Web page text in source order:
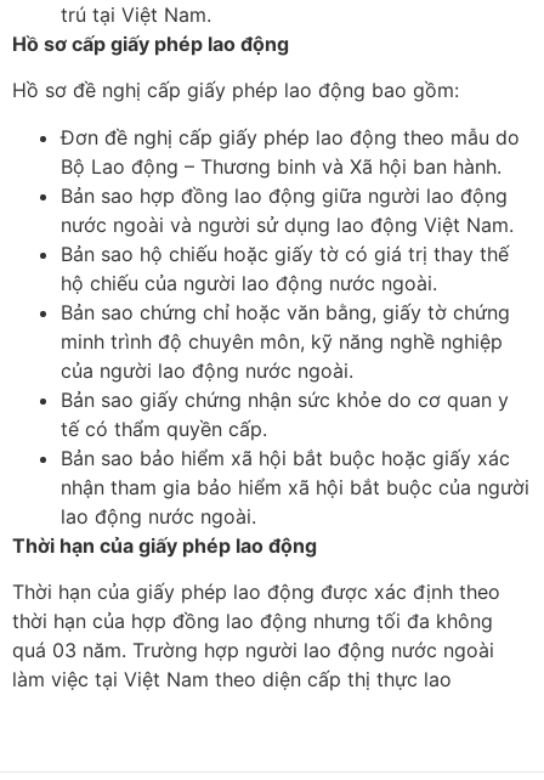
trú tại Việt Nam.
Hồ sơ cấp giấy phép lao động
Hồ sơ đề nghị cấp giấy phép lao động bao gồm:
Đơn đề nghị cấp giấy phép lao động theo mẫu do
Bộ Lao động – Thương binh và Xã hội ban hành.
Bản sao hợp đồng lao động giữa người lao động
nước ngoài và người sử dụng lao động Việt Nam.
Bản sao hộ chiếu hoặc giấy tờ có giá trị thay thế
hộ chiếu của người lao động nước ngoài.
Bản sao chứng chỉ hoặc văn bằng, giấy tờ chứng
minh trình độ chuyên môn, kỹ năng nghề nghiệp
của người lao động nước ngoài.
Bản sao giấy chứng nhận sức khỏe do cơ quan y
tế có thẩm quyền cấp.
Bản sao bảo hiểm xã hội bắt buộc hoặc giấy xác
nhận tham gia bảo hiểm xã hội bắt buộc của người
lao động nước ngoài.
Thời hạn của giấy phép lao động
Thời hạn của giấy phép lao động được xác định theo
thời hạn của hợp đồng lao động nhưng tối đa không
quá 03 năm. Trường hợp người lao động nước ngoài
làm việc tại Việt Nam theo diện cấp thị thực lao